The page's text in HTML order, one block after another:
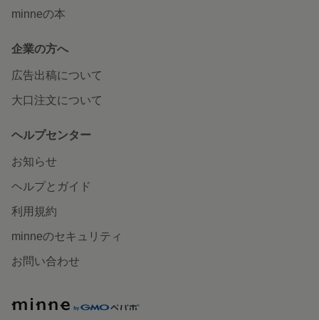
minneの本
企業の方へ
広告出稿について
大口注文について
ヘルプセンター
お知らせ
ヘルプとガイド
利用規約
minneのセキュリティ
お問い合わせ